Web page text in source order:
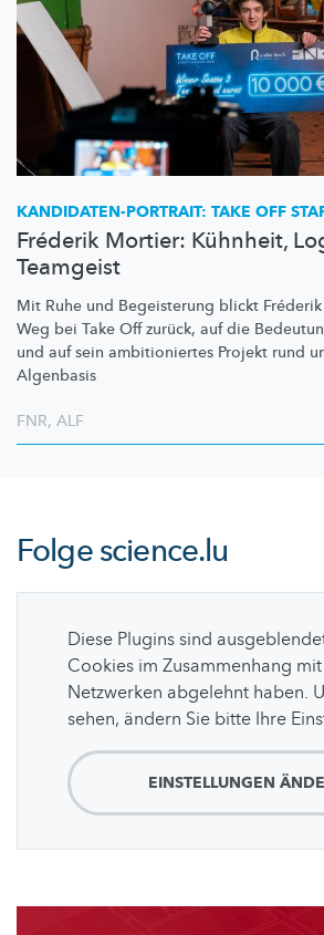
KANDIDATEN-PORTRAIT: TAKE OFF
Fréderik Mortier: Kühnheit,
Teamgeist
Mit Ruhe und Begeisterung blickt
Weg bei Take Off zurück, auf die
und auf sein ambitioniertes Projekt rund
Algenbasis
FNR, ALF
Folgescience.lu
Diese Plugins sind
Cookies im Zusammenhang
Netzwerken abgelehnt haben.
sehen, ändern Sie bitte Ihre
EINSTELLUNGEN